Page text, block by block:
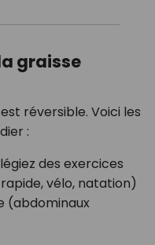
graisse
réversible. Voici les
:
des exercices
vélo, natation)
(abdominaux